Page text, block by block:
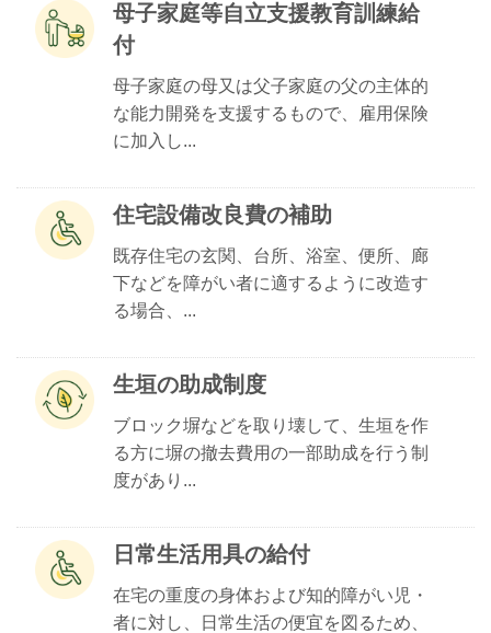
母子家庭等自立支援教育訓練給
付
母子家庭の母又は父子家庭の父の主体的
な能力開発を支援するもので、雇用保険
に加入し...
住宅設備改良費の補助
既存住宅の玄関、台所、浴室、便所、廊
下などを障がい者に適するように改造す
る場合、...
生垣の助成制度
ブロック塀などを取り壊して、生垣を作
る方に塀の撤去費用の一部助成を行う制
度があり...
日常生活用具の給付
在宅の重度の身体および知的障がい児・
者に対し、日常生活の便宜を図るため、